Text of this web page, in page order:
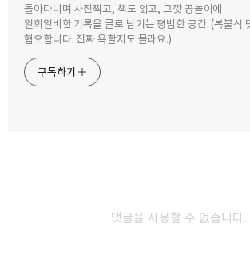
돌아다니며 사진찍고, 책도 읽고, 그깟 공놀이에
일희일비한 기록을 글로 남기는 평범한 공간. (복붙식
혐오합니다. 진짜 욕할지도 몰라요.)
구독하기
댓글을 사용할 수 없습니다.
구독하기 카카오톡 라
10주년.
2025.12.16